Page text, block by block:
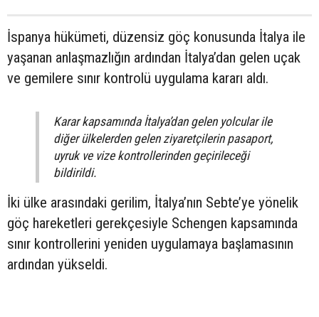
İspanya hükümeti, düzensiz göç konusunda İtalya ile
yaşanan anlaşmazlığın ardından İtalya’dan gelen uçak
ve gemilere sınır kontrolü uygulama kararı aldı.
Karar kapsamında İtalya’dan gelen yolcular ile
diğer ülkelerden gelen ziyaretçilerin pasaport,
uyruk ve vize kontrollerinden geçirileceği
bildirildi.
İki ülke arasındaki gerilim, İtalya’nın Sebte’ye yönelik
göç hareketleri gerekçesiyle Schengen kapsamında
sınır kontrollerini yeniden uygulamaya başlamasının
ardından yükseldi.